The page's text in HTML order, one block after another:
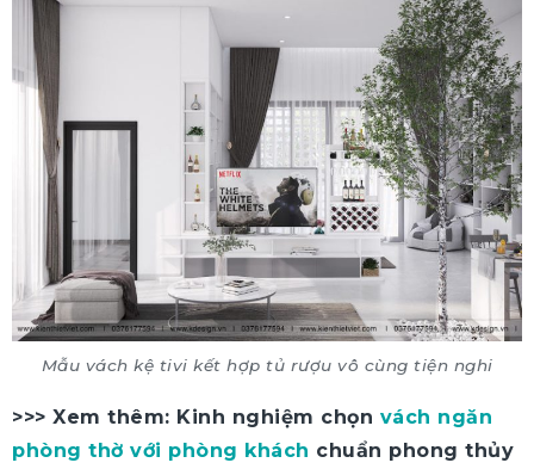
Mẫu vách kệ tivi kết hợp tủ rượu vô cùng tiện nghi
>>> Xem thêm: Kinh nghiệm chọn vách ngăn
phòng thờ với phòng khách chuẩn phong thủy